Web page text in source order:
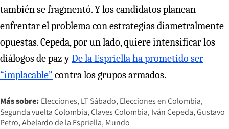
también se fragmentó. Y los candidatos planean
enfrentar el problema con estrategias diametralmente
opuestas. Cepeda, por un lado, quiere intensificar los
diálogos de paz yDe la Espriella ha prometido ser
“implacable” contra los grupos armados.
Más sobre: Elecciones LT Sábado Elecciones en Colombia
Segunda vuelta Colombia Claves Colombia Iván Cepeda Gustavo
Petro Abelardo de la Espriella Mundo